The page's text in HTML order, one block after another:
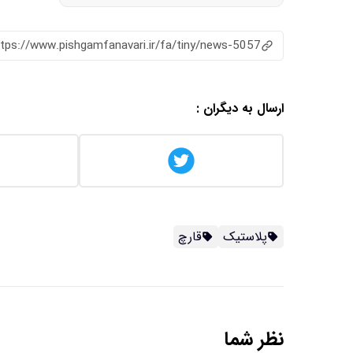
www.pishgamfanavari.ir/fa/tiny/news-5057
ارسال به دیگران :
پلاستیک قارچ
نظر شما